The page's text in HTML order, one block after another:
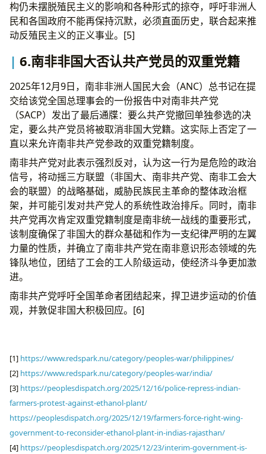
构仍未摆脱殖民主义的影响和各种形式的掠夺，呼吁非洲人
民和各国政府不能再保持沉默，必须直面历史，联合起来推
动反殖民主义的正义事业。[5]
6.南非非国大否认共产党员的双重党籍
2025年12月9日，南非非洲人国民大会（ANC）总书记在提
交给该党全国总理事会的一份报告中对南非共产党
（SACP）发出了最后通牒：要么共产党撤回单独参选的决
定，要么共产党员将被取消非国大党籍。这实际上否定了一
直以来允许南非共产党参政的双重党籍制度。
南非共产党对此表示强烈反对，认为这一行为是危险的政治
信号，将动摇三方联盟（非国大、南非共产党、南非工会大
会的联盟）的战略基础，威胁民族民主革命的整体政治框
架，并可能引发对共产党人的系统性政治排斥。同时，南非
共产党再次肯定双重党籍制度是南非统一战线的重要形式，
该制度确保了非国大的群众基础和作为一支纪律严明的左翼
力量的性质，并确立了南非共产党在南非意识形态领域的先
锋队地​​位，团结了工会的工人阶级运动，使经济斗争更加激
进。
南非共产党呼吁全国革命者团结起来，捍卫进步运动的价值
观，并敦促非国大积极回应。[6]
[1] https://www.redspark.nu/category/peoples-war/philippines/
[2] https://www.redspark.nu/category/peoples-war/india/
[3] https://peoplesdispatch.org/2025/12/16/police-repress-indian-
farmers-protest-against-ethanol-plant/
https://peoplesdispatch.org/2025/12/19/farmers-force-right-wing-
government-to-reconsider-ethanol-plant-in-indias-rajasthan/
[4] https://peoplesdispatch.org/2025/12/23/interim-government-is-